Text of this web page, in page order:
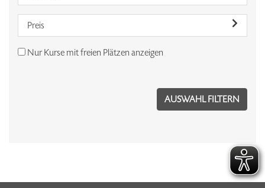
Preis
Nur Kurse mit freien Plätzen anzeigen